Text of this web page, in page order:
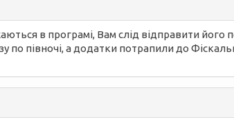
в програмі, Вам слід відправити його
півночі, а додатки потрапили до